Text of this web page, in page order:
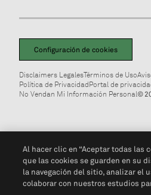
Configuración de cookies
Disclaimers LegalesTérminos de Uso
Política de PrivacidadPortal de
No Vendan Mi Información Personal©
Al hacer clic en “Aceptar todas las
que las cookies se guarden en su
la navegación del sitio, analizar el
colaborar con nuestros estudios